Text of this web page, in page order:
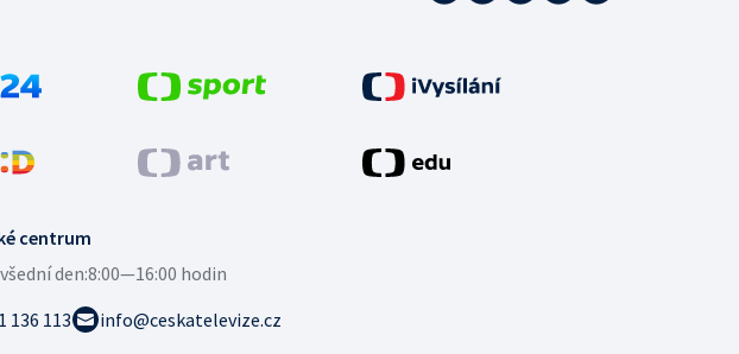
centrum
den:8:00—16:00 hodin
136 113
info@ceskatelevize.cz